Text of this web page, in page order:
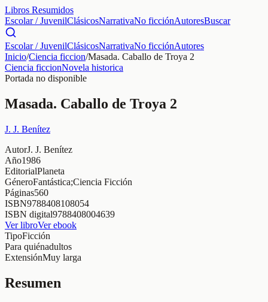
Libros Resumidos
Escolar / JuvenilClásicosNarrativaNo ficciónAutoresBuscar
Escolar / JuvenilClásicosNarrativaNo ficciónAutores
Inicio/Ciencia ficcion/Masada. Caballo de Troya 2
Ciencia ficcionNovela historica
Portada no disponible
Masada. Caballo de Troya 2
J. J. Benítez
AutorJ. J. Benítez
Año1986
EditorialPlaneta
GéneroFantástica;Ciencia Ficción
Páginas560
ISBN9788408108054
ISBN digital9788408004639
Ver libroVer ebook
TipoFicción
Para quiénadultos
ExtensiónMuy larga
Resumen